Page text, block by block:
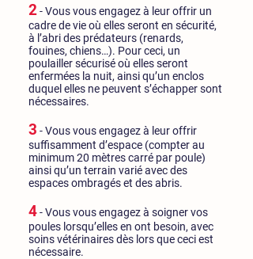
2- Vous vous engagez à leur offrir un
cadre de vie où elles seront en sécurité,
à l’abri des prédateurs (renards,
fouines, chiens…). Pour ceci, un
poulailler sécurisé où elles seront
enfermées la nuit, ainsi qu’un enclos
duquel elles ne peuvent s’échapper sont
nécessaires.
3 - Vous vous engagez à leur offrir
suffisamment d’espace (compter au
minimum 20 mètres carré par poule)
ainsi qu’un terrain varié avec des
espaces ombragés et des abris.
4- Vous vous engagez à soigner vos
poules lorsqu’elles en ont besoin, avec
soins vétérinaires dès lors que ceci est
nécessaire.